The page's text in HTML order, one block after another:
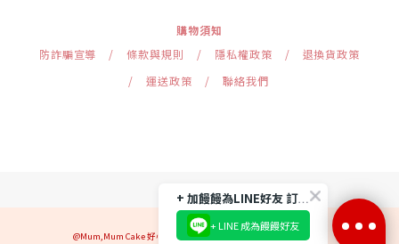
購物須知
防詐騙宣導
/ 條款與規則 / 隱私權政策 /
退換貨政策
/
運送政策 / 聯絡我們
@Mum,Mum Cake 好心情國際事業有限公司｜統一編號 25032697
+ 加饅饅為LINE好友 訂閱 !!!
+ LINE 成為饅饅好友